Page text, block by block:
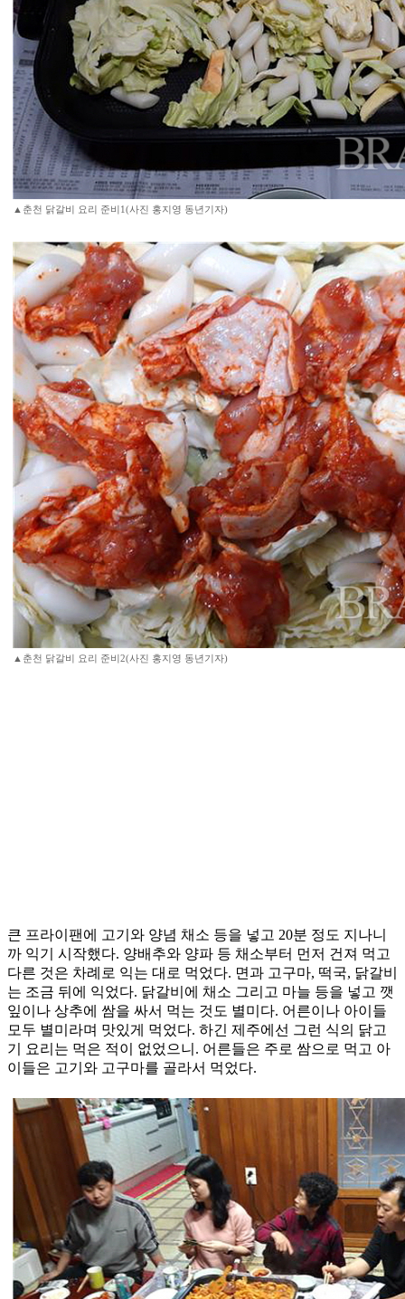
▲춘천 닭갈비 요리 준비1(사진 홍지영 동년기자)
▲춘천 닭갈비 요리 준비2(사진 홍지영 동년기자)
큰 프라이팬에 고기와 양념 채소 등을 넣고 20분 정도 지나니
까 익기 시작했다. 양배추와 양파 등 채소부터 먼저 건져 먹고
다른 것은 차례로 익는 대로 먹었다. 면과 고구마, 떡국, 닭갈비
는 조금 뒤에 익었다. 닭갈비에 채소 그리고 마늘 등을 넣고 깻
잎이나 상추에 쌈을 싸서 먹는 것도 별미다. 어른이나 아이들
모두 별미라며 맛있게 먹었다. 하긴 제주에선 그런 식의 닭고
기 요리는 먹은 적이 없었으니. 어른들은 주로 쌈으로 먹고 아
이들은 고기와 고구마를 골라서 먹었다.